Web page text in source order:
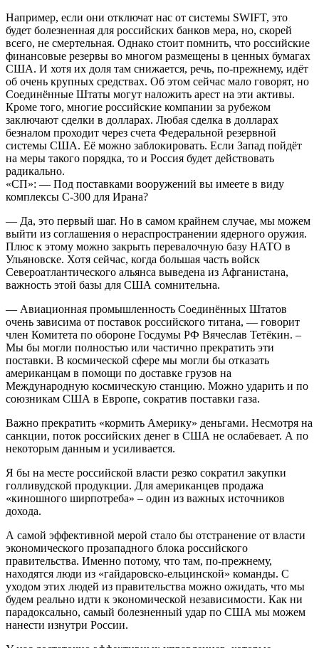
Например, если они отключат нас от системы SWIFT, это
будет болезненная для российских банков мера, но, скорей
всего, не смертельная. Однако стоит помнить, что российские
финансовые резервы во многом размещены в ценных бумагах
США. И хотя их доля там снижается, речь, по-прежнему, идёт
об очень крупных средствах. Об этом сейчас мало говорят, но
Соединённые Штаты могут наложить арест на эти активы.
Кроме того, многие российские компании за рубежом
заключают сделки в долларах. Любая сделка в долларах
безналом проходит через счета Федеральной резервной
системы США. Её можно заблокировать. Если Запад пойдёт
на меры такого порядка, то и Россия будет действовать
радикально.
«СП»: — Под поставками вооружений вы имеете в виду
комплексы С-300 для Ирана?
— Да, это первый шаг. Но в самом крайнем случае, мы можем
выйти из соглашения о нераспространении ядерного оружия.
Плюс к этому можно закрыть перевалочную базу НАТО в
Ульяновске. Хотя сейчас, когда большая часть войск
Североатлантического альянса выведена из Афганистана,
важность этой базы для США сомнительна.
— Авиационная промышленность Соединённых Штатов
очень зависима от поставок российского титана, — говорит
член Комитета по обороне Госдумы РФ Вячеслав Тетёкин. –
Мы бы могли полностью или частично прекратить эти
поставки. В космической сфере мы могли бы отказать
американцам в помощи по доставке грузов на
Международную космическую станцию. Можно ударить и по
союзникам США в Европе, сократив поставки газа.
Важно прекратить «кормить Америку» деньгами. Несмотря на
санкции, поток российских денег в США не ослабевает. А по
некоторым данным и усиливается.
Я бы на месте российской власти резко сократил закупки
голливудской продукции. Для американцев продажа
«киношного ширпотреба» – один из важных источников
дохода.
А самой эффективной мерой стало бы отстранение от власти
экономического прозападного блока российского
правительства. Именно потому, что там, по-прежнему,
находятся люди из «гайдаровско-ельцинской» команды. С
уходом этих людей из правительства можно ожидать, что мы
будем реально идти к экономической независимости. Как ни
парадоксально, самый болезненный удар по США мы можем
нанести изнутри России.